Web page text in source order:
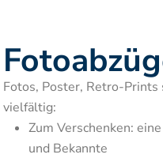
Fotos, Poster, Retro-
Zum Verschenken:
und Bekannte